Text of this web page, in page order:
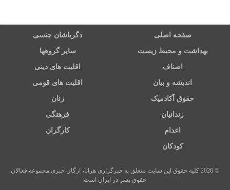
صفحه اصلی دگرباشان جنسی
بهداشت و محیط زیست سایر گروهها
اصناف اقلیت های دینی
اندیشه و بیان اقلیت های قومی
حقوق آکادمیک زنان
زندانیان فرهنگی
اعدام کارگران
کودکان
© 2026 کلیه حقوق این سایت متعلق به خبرگزاری هرانا، ارگان خبری مجموعه فعالان
حقوق بشر در ایران است